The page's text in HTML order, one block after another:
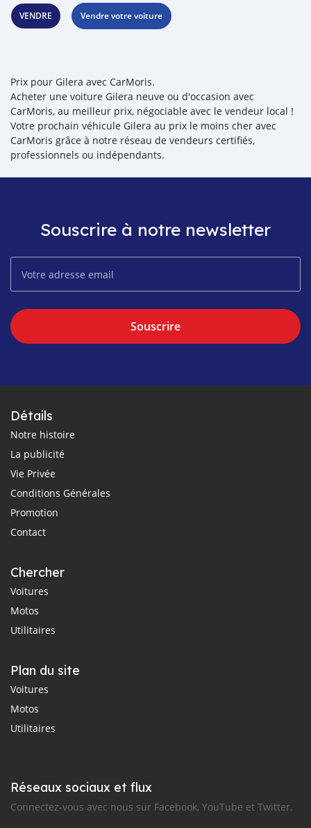
VENDRE Vendre votre voiture
Prix pour Gilera avec CarMoris.
Acheter une voiture Gilera neuve ou d'occasion avec
CarMoris, au meilleur prix, négociable avec le vendeur local !
Votre prochain véhicule Gilera au prix le moins cher avec
CarMoris grâce à notre réseau de vendeurs certifiés,
professionnels ou indépendants.
Souscrire à notre newsletter
Souscrire
Détails
Notre histoire
La publicité
Vie Privée
Conditions Générales
Promotion
Contact
Chercher
Voitures
Motos
Utilitaires
Plan du site
Voitures
Motos
Utilitaires
Réseaux sociaux et flux
Connectez-vous avec nous sur Facebook, YouTube et Twitter.